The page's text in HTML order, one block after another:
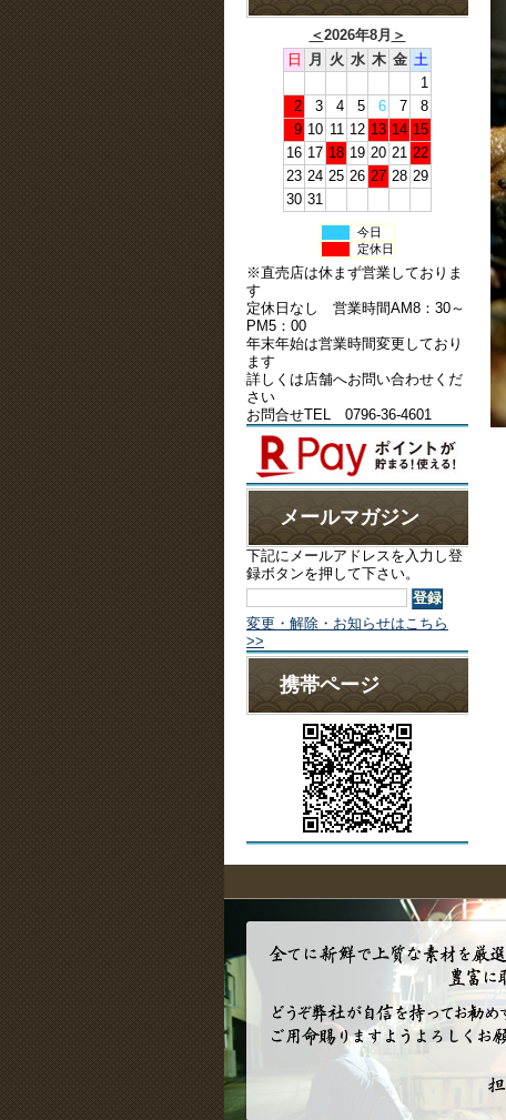
＜2026年8月 ＞
日
月 火 水 木 金 土
1
2
3 4 5 6 7
8
9 10 11 12 13 14 15
16 17 18 19 20 21 22
23 24 25 26 27 28 29
30 31
今日
定休日
※直売店は休まず営業しておりま
す
定休日なし 営業時間AM8：30～
PM5：00
年末年始は営業時間変更しており
ます
詳しくは店舗へお問い合わせくだ
さい
お問合せTEL 0796-36-4601
メールマガジン
下記にメールアドレスを入力し登
録ボタンを押して下さい。
変更・解除・お知らせはこちら
>>
携帯ページ